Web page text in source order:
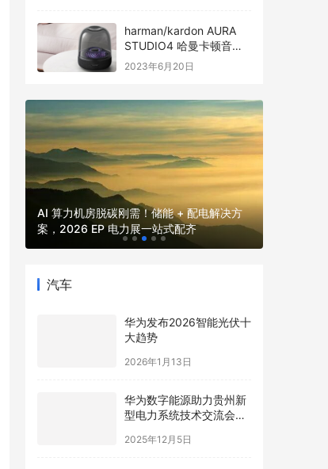
harman/kardon AURA
STUDIO4 哈曼卡顿音乐
琉璃四代全新发布
2023年6月20日
AI 算力机房脱碳刚需！储能 + 配电解决方
案，2026 EP 电力展一站式配齐
汽车
华为发布2026智能光伏十
大趋势
2026年1月13日
华为数字能源助力贵州新
型电力系统技术交流会在
2025年12月5日